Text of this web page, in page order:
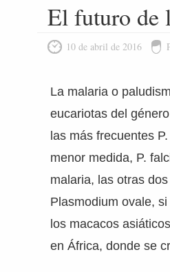
El futuro de
10 de abril de 2016
La malaria o
eucariotas del
las más frecuentes
menor medida, P.
malaria, las otras
Plasmodium ovale,
los macacos
en África, donde se